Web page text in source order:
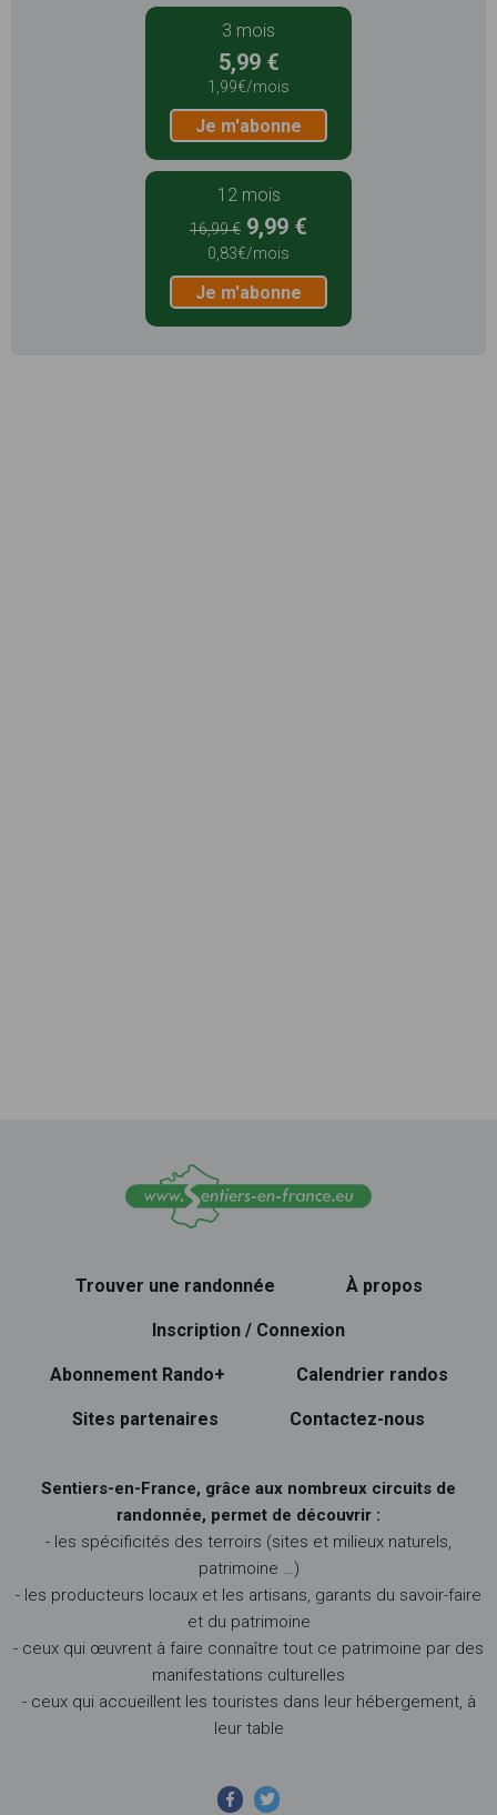
3 mois
5,99 €
1,99€/mois
Je m'abonne
12 mois
16,99 € 9,99 €
0,83€/mois
Je m'abonne
Trouver une randonnée À propos
Inscription / Connexion
Abonnement Rando+ Calendrier randos
Sites partenaires Contactez-nous
Sentiers-en-France, grâce aux nombreux circuits de
randonnée, permet de découvrir :
- les spécificités des terroirs (sites et milieux naturels,
patrimoine …)
- les producteurs locaux et les artisans, garants du savoir-faire
et du patrimoine
- ceux qui œuvrent à faire connaître tout ce patrimoine par des
manifestations culturelles
- ceux qui accueillent les touristes dans leur hébergement, à
leur table